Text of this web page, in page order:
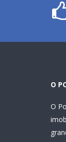
O
O